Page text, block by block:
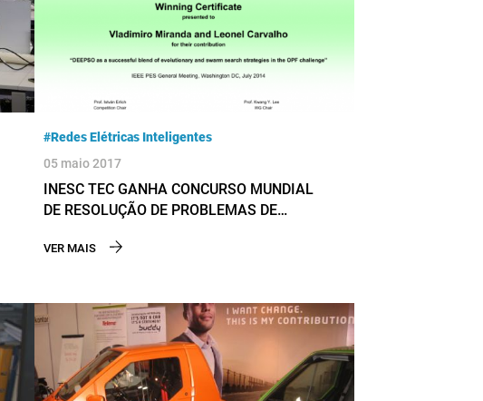
#Redes Elétricas Inteligentes
05 maio 2017
INESC TEC GANHA CONCURSO MUNDIAL
DE RESOLUÇÃO DE PROBLEMAS DE
VER MAIS